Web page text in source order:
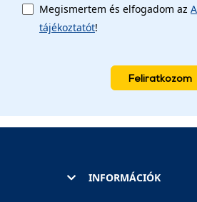
Megismertem és elfogadom az
tájékoztatót!
Feliratkozom
INFORMÁCIÓK